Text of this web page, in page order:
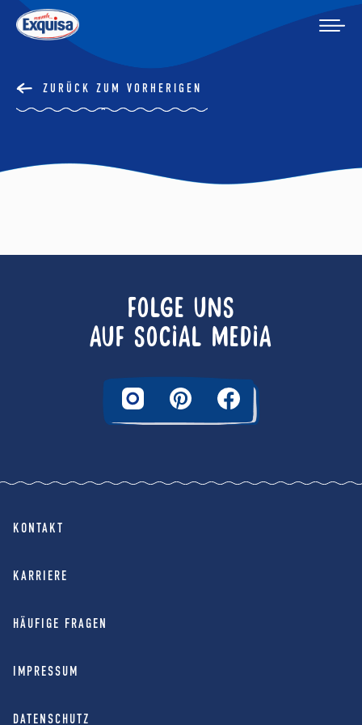
ZURÜCK ZUM VORHERIGEN
FOLGE UNS
AUF SOCIAL MEDIA
KONTAKT
KARRIERE
HÄUFIGE FRAGEN
IMPRESSUM
DATENSCHUTZ